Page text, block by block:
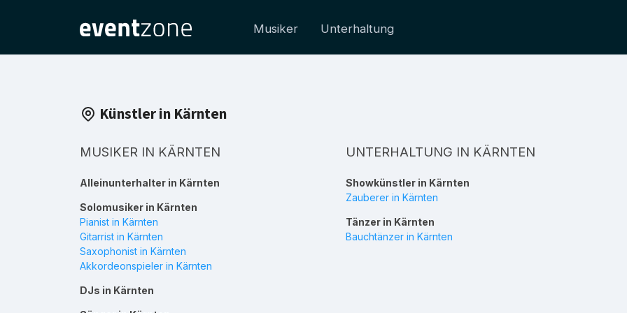
Musiker Unterhaltung
Künstler in Kärnten
MUSIKER IN KÄRNTEN
Alleinunterhalter in Kärnten
Solomusiker in Kärnten
Pianist in Kärnten
Gitarrist in Kärnten
Saxophonist in Kärnten
Akkordeonspieler in Kärnten
DJs in Kärnten
UNTERHALTUNG IN KÄRNTEN
Showkünstler in Kärnten
Zauberer in Kärnten
Tänzer in Kärnten
Bauchtänzer in Kärnten